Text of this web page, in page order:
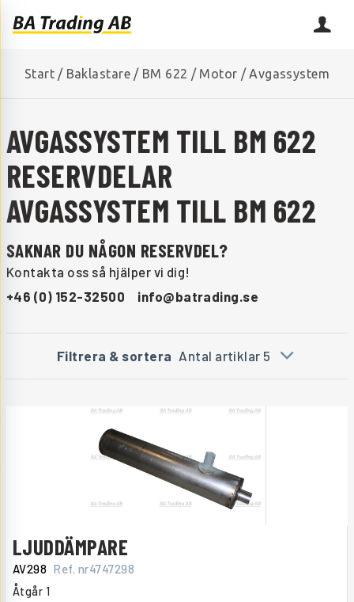
Start / Baklastare / BM 622 / Motor / Avgassystem
AVGASSYSTEM TILL BM 622
RESERVDELAR
AVGASSYSTEM TILL BM 622
SAKNAR DU NÅGON RESERVDEL?
Kontakta oss så hjälper vi dig!
+46 (0) 152-32500
info@batrading.se
Filtrera & sortera Antal artiklar 5
LJUDDÄMPARE
AV298 Ref. nr4747298
Åtgår 1